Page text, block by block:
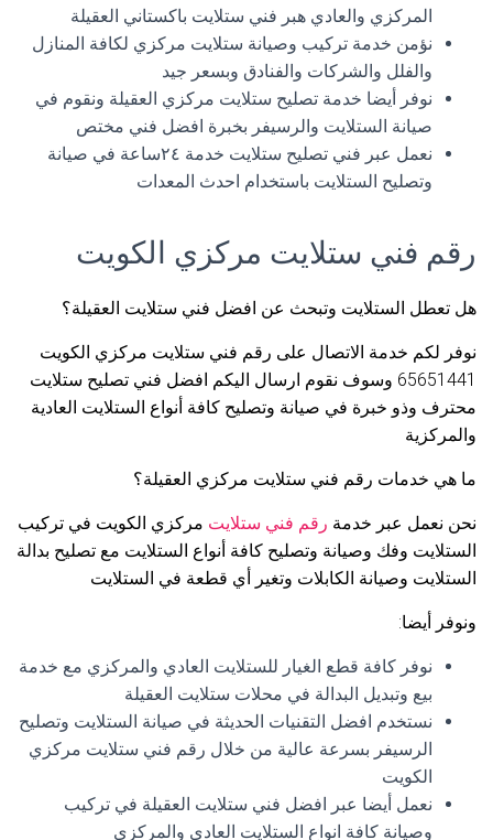
المركزي والعادي هبر فني ستلايت باكستاني العقيلة
نؤمن خدمة تركيب وصيانة ستلايت مركزي لكافة المنازل
والفلل والشركات والفنادق وبسعر جيد
نوفر أيضا خدمة تصليح ستلايت مركزي العقيلة ونقوم في
صيانة الستلايت والرسيفر بخبرة افضل فني مختص
نعمل عبر فني تصليح ستلايت خدمة ٢٤ساعة في صيانة
وتصليح الستلايت باستخدام احدث المعدات
رقم فني ستلايت مركزي الكويت
هل تعطل الستلايت وتبحث عن افضل فني ستلايت العقيلة؟
نوفر لكم خدمة الاتصال على رقم فني ستلايت مركزي الكويت
65651441 وسوف نقوم ارسال اليكم افضل فني تصليح ستلايت
محترف وذو خبرة في صيانة وتصليح كافة أنواع الستلايت العادية
والمركزية
ما هي خدمات رقم فني ستلايت مركزي العقيلة؟
نحن نعمل عبر خدمة رقم فني ستلايت مركزي الكويت في تركيب
الستلايت وفك وصيانة وتصليح كافة أنواع الستلايت مع تصليح بدالة
الستلايت وصيانة الكابلات وتغير أي قطعة في الستلايت
ونوفر أيضا:
نوفر كافة قطع الغيار للستلايت العادي والمركزي مع خدمة
بيع وتبديل البدالة في محلات ستلايت العقيلة
نستخدم افضل التقنيات الحديثة في صيانة الستلايت وتصليح
الرسيفر بسرعة عالية من خلال رقم فني ستلايت مركزي
الكويت
نعمل أيضا عبر افضل فني ستلايت العقيلة في تركيب
وصيانة كافة انواع الستلايت العادي والمركزي